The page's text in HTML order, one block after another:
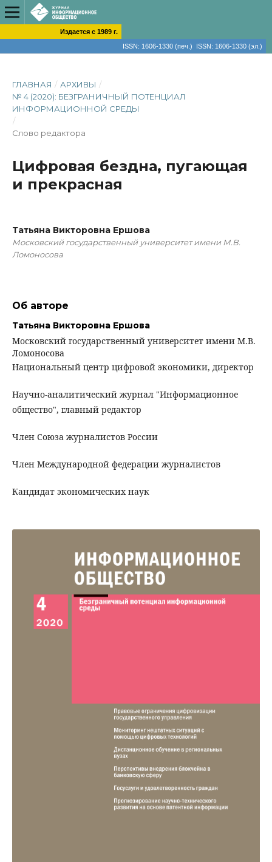
Издается с 1989 г.
ISSN: 1606-1330 (печ.) ISSN: 1606-1330 (эл.)
ГЛАВНАЯ / АРХИВЫ /
№ 4 (2020): БЕЗГРАНИЧНЫЙ ПОТЕНЦИАЛ
ИНФОРМАЦИОННОЙ СРЕДЫ
/
Слово редактора
Цифровая бездна, пугающая
и прекрасная
Татьяна Викторовна Ершова
Московский государственный университет имени М.В.
Ломоносова
Об авторе
Татьяна Викторовна Ершова
Московский государственный университет имени М.В.
Ломоносова
Национальный центр цифровой экономики, директор
Научно-аналитический журнал "Информационное
общество", главный редактор
Член Союза журналистов России
Член Международной федерации журналистов
Кандидат экономических наук